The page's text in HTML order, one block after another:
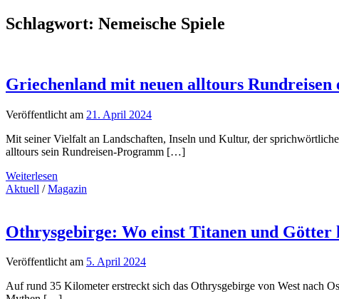
Schlagwort: Nemeische Spiele
Griechenland mit neuen alltours Rundreisen
Veröffentlicht am 21. April 2024
Mit seiner Vielfalt an Landschaften, Inseln und Kultur, der
alltours sein Rundreisen-Programm […]
Weiterlesen
Aktuell /Magazin
Othrysgebirge: Wo einst Titanen und Götter
Veröffentlicht am 5. April 2024
Auf rund 35 Kilometer erstreckt sich das Othrysgebirge von West nach